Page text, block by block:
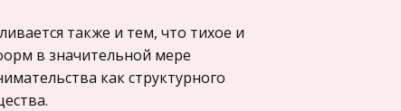
также и тем, что тихое и
в значительной мере
как структурного